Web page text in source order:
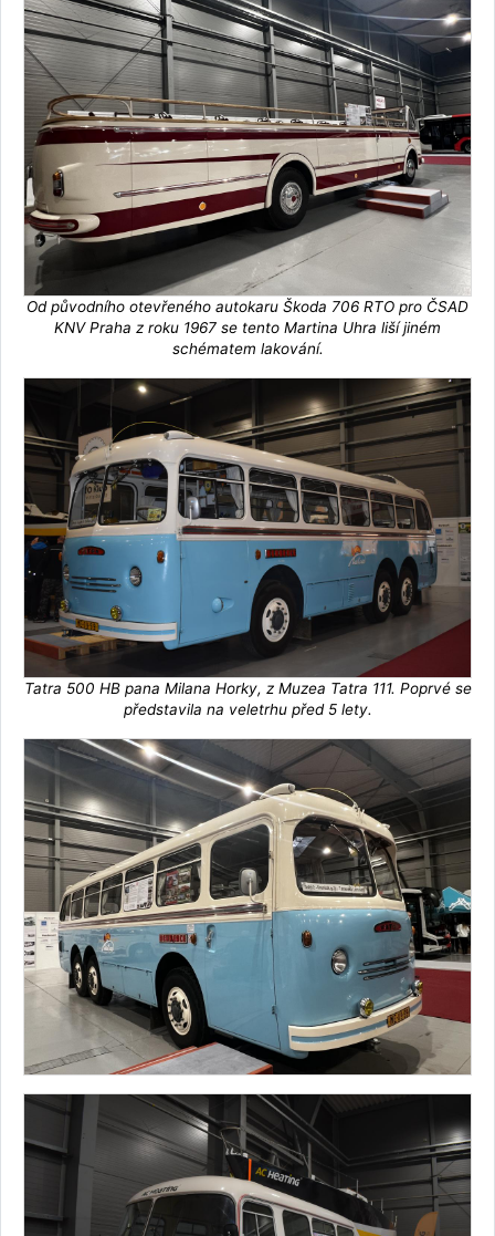
Od původního otevřeného autokaru Škoda 706 RTO pro ČSAD
KNV Praha z roku 1967 se tento Martina Uhra liší jiném
schématem lakování.
Tatra 500 HB pana Milana Horky, z Muzea Tatra 111. Poprvé se
představila na veletrhu před 5 lety.